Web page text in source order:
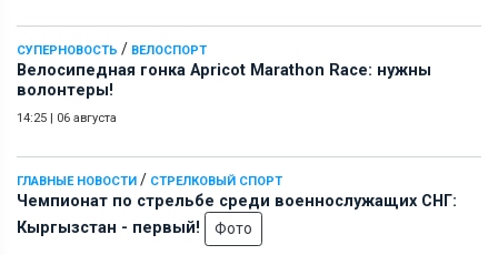
СУПЕРНОВОСТЬ / ВЕЛОСПОРТ
Велосипедная гонка Apricot Marathon Race: нужны
волонтеры!
14:25 | 06 августа
ГЛАВНЫЕ НОВОСТИ / СТРЕЛКОВЫЙ СПОРТ
Чемпионат по стрельбе среди военнослужащих СНГ:
Кыргызстан - первый!
Фото